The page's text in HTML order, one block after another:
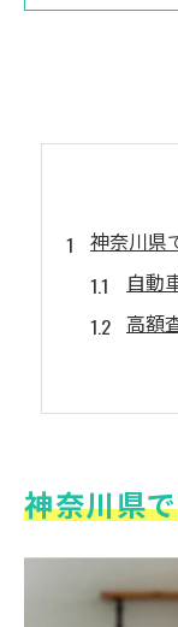
神奈川県
自動
高額
ネ
廃車
自動車買
自動
廃車
神奈川県